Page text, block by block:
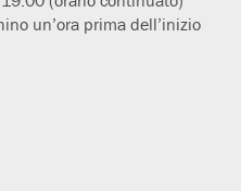
un’ora prima dell’inizio